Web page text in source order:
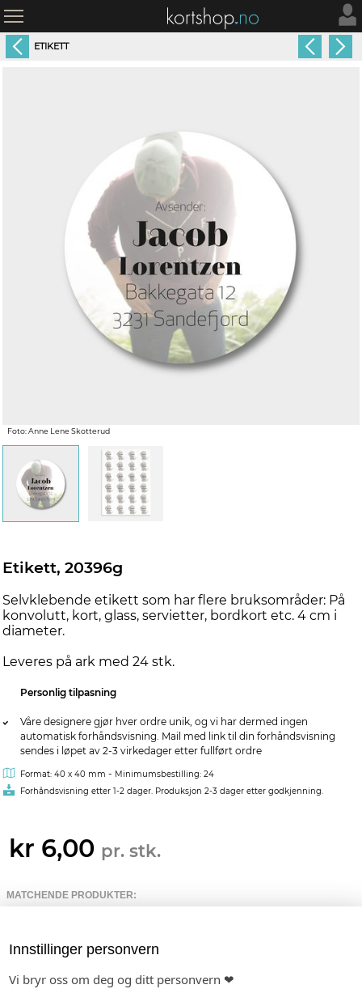
ETIKETT
Foto: Anne Lene Skotterud
Etikett, 20396g
Selvklebende etikett som har flere bruksområder: På
konvolutt, kort, glass, servietter, bordkort etc. 4 cm i
diameter.
Leveres på ark med 24 stk.
Personlig tilpasning
Våre designere gjør hver ordre unik, og vi har dermed ingen
automatisk forhåndsvisning. Mail med link til din forhåndsvisning
sendes i løpet av 2-3 virkedager etter fullført ordre
Format: 40 x 40 mm - Minimumsbestilling: 24
Forhåndsvisning etter 1-2 dager. Produksjon 2-3 dager etter godkjenning.
kr 6,00 pr. stk.
MATCHENDE PRODUKTER:
Innstillinger personvern
Vi bryr oss om deg og ditt personvern ❤